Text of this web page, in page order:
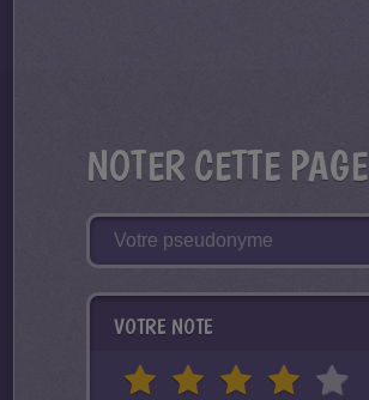
NOTER CETTE PAGE
VOTRE NOTE